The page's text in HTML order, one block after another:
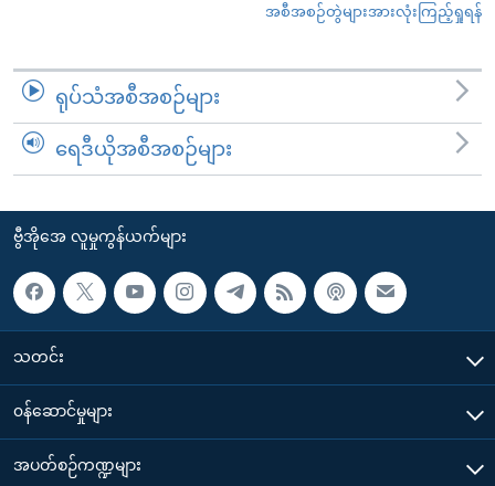
အစီအစဉ်တွဲများအားလုံးကြည့်ရှုရန်
ရုပ်သံအစီအစဉ်များ
ရေဒီယိုအစီအစဉ်များ
ဗွီအိုအေ လူမှုကွန်ယက်များ
သတင်း
၀န်ဆောင်မှုများ
အပတ်စဉ်ကဏ္ဍများ